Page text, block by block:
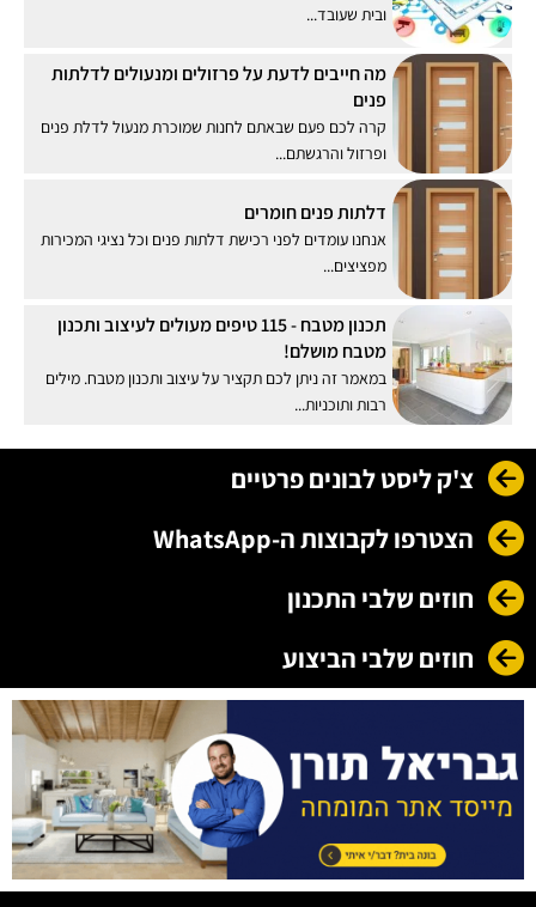
ובית שעובד...
מה חייבים לדעת על פרזולים ומנעולים לדלתות
פנים
קרה לכם פעם שבאתם לחנות שמוכרת מנעול לדלת פנים
ופרזול והרגשתם...
דלתות פנים חומרים
אנחנו עומדים לפני רכישת דלתות פנים וכל נציגי המכירות
מפציצים...
תכנון מטבח - 115 טיפים מעולים לעיצוב ותכנון
מטבח מושלם!
במאמר זה ניתן לכם תקציר על עיצוב ותכנון מטבח. מילים
רבות ותוכניות...
צ'ק ליסט לבונים פרטיים
הצטרפו לקבוצות ה-WhatsApp
חוזים שלבי התכנון
חוזים שלבי הביצוע